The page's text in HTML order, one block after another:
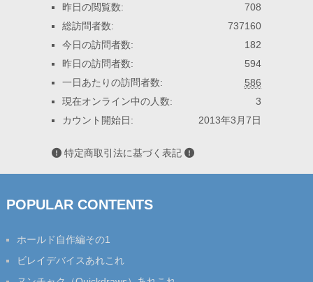
708
昨日の閲覧数:
737160
総訪問者数:
182
今日の訪問者数:
594
昨日の訪問者数:
586
一日あたりの訪問者数:
3
現在オンライン中の人数:
2013年3月7日
カウント開始日:
特定商取引法に基づく表記
POPULAR CONTENTS
ホールド自作編その1
ビレイデバイスあれこれ